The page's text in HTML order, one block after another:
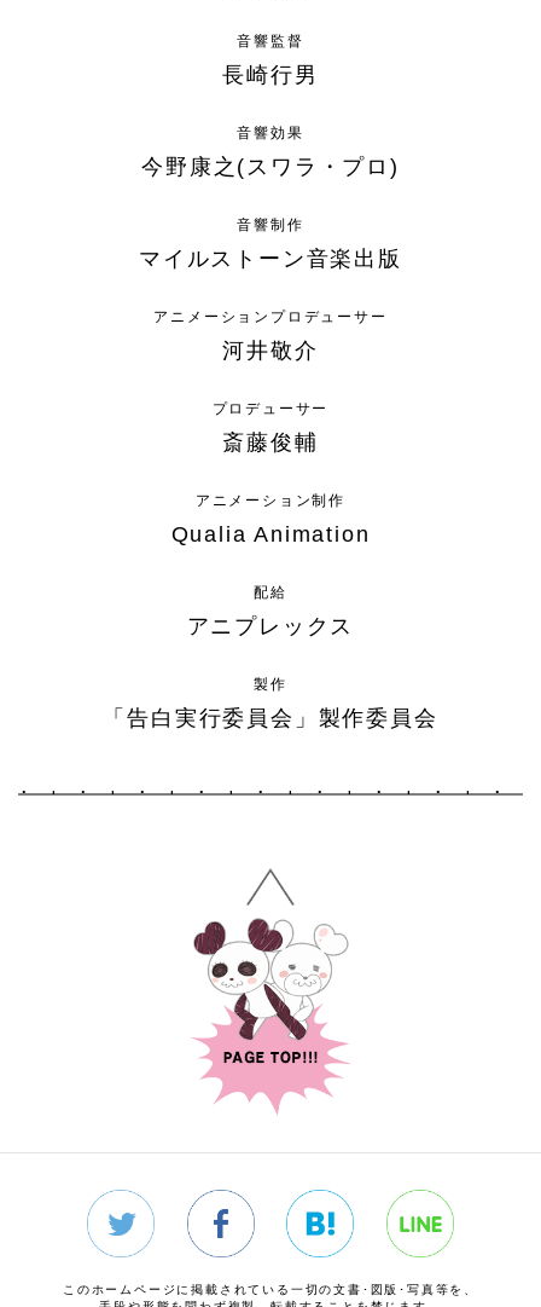
音響監督
長崎行男
音響効果
今野康之 (スワラ・プロ)
音響制作
マイルストーン音楽出版
アニメーションプロデューサー
河井敬介
プロデューサー
斎藤俊輔
アニメーション制作
Qualia Animation
配給
アニプレックス
製作
「告白実行委員会」製作委員会
このホームページに掲載されている一切の文書･図版･写真等を、